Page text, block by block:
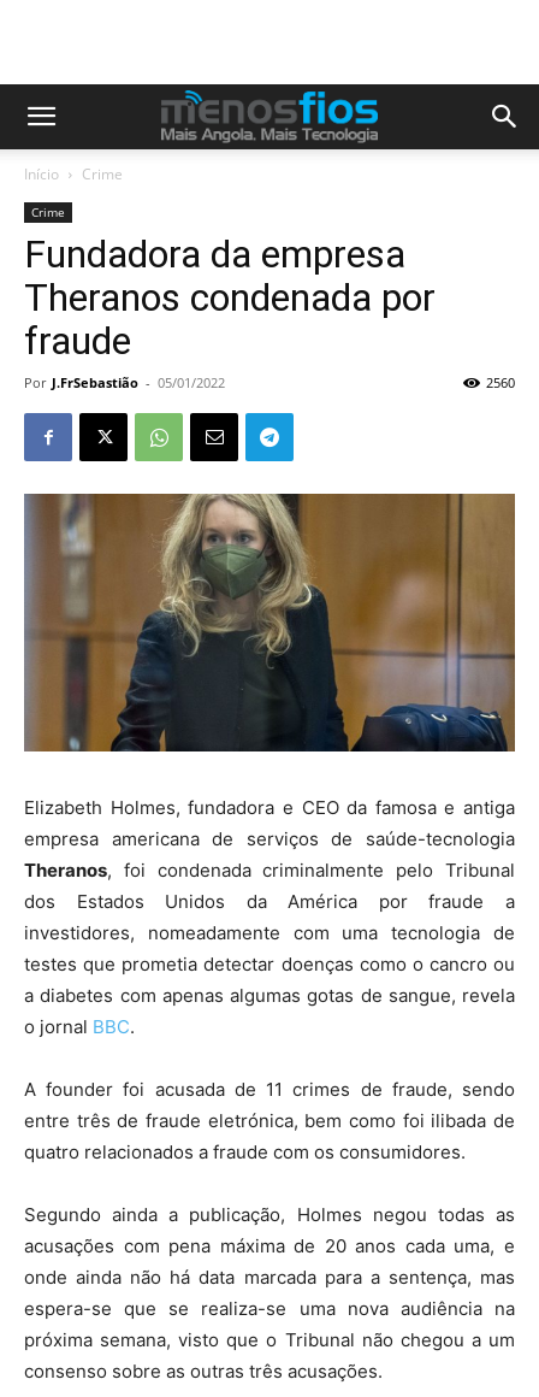
Início Crime
Crime
Fundadora da empresa
Theranos condenada por
fraude
Por J.FrSebastião - 05/01/2022 2560
Elizabeth Holmes, fundadora e CEO da famosa e antiga
empresa americana de serviços de saúde-tecnologia
Theranos, foi condenada criminalmente pelo Tribunal
dos Estados Unidos da América por fraude a
investidores, nomeadamente com uma tecnologia de
testes que prometia detectar doenças como o cancro ou
a diabetes com apenas algumas gotas de sangue, revela
o jornal BBC.
A founder foi acusada de 11 crimes de fraude, sendo
entre três de fraude eletrónica, bem como foi ilibada de
quatro relacionados a fraude com os consumidores.
Segundo ainda a publicação, Holmes negou todas as
acusações com pena máxima de 20 anos cada uma, e
onde ainda não há data marcada para a sentença, mas
espera-se que se realiza-se uma nova audiência na
próxima semana, visto que o Tribunal não chegou a um
consenso sobre as outras três acusações.